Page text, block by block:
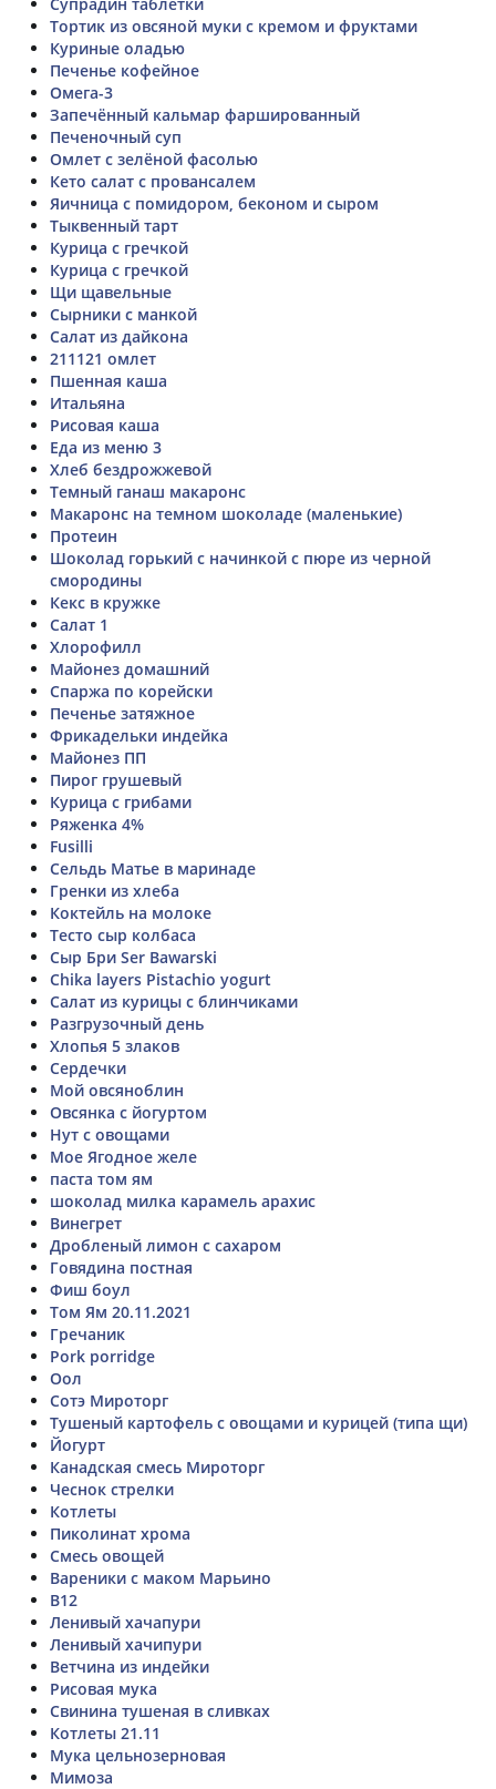
Тортик из овсяной муки с кремом и фруктами
Куриные оладью
Печенье кофейное
Омега-3
Запечённый кальмар фаршированный
Печеночный суп
Омлет с зелёной фасолью
Кето салат с провансалем
Яичница с помидором, беконом и сыром
Тыквенный тарт
Курица с гречкой
Курица с гречкой
Щи щавельные
Сырники с манкой
Салат из дайкона
211121 омлет
Пшенная каша
Итальяна
Рисовая каша
Еда из меню 3
Хлеб бездрожжевой
Темный ганаш макаронс
Макаронс на темном шоколаде (маленькие)
Протеин
Шоколад горький с начинкой с пюре из черной
смородины
Кекс в кружке
Салат 1
Хлорофилл
Майонез домашний
Спаржа по корейски
Печенье затяжное
Фрикадельки индейка
Майонез ПП
Пирог грушевый
Курица с грибами
Ряженка 4%
Fusilli
Сельдь Матье в маринаде
Гренки из хлеба
Коктейль на молоке
Тесто сыр колбаса
Сыр Бри Ser Bawarski
Chika layers Pistachio yogurt
Салат из курицы с блинчиками
Разгрузочный день
Хлопья 5 злаков
Сердечки
Мой овсяноблин
Овсянка с йогуртом
Нут с овощами
Мое Ягодное желе
паста том ям
шоколад милка карамель арахис
Винегрет
Дробленый лимон с сахаром
Говядина постная
Фиш боул
Том Ям 20.11.2021
Гречаник
Pork porridge
Оол
Сотэ Мироторг
Тушеный картофель с овощами и курицей (типа щи)
Йогурт
Канадская смесь Мироторг
Чеснок стрелки
Котлеты
Пиколинат хрома
Смесь овощей
Вареники с маком Марьино
В12
Ленивый хачапури
Ленивый хачипури
Ветчина из индейки
Рисовая мука
Свинина тушеная в сливках
Котлеты 21.11
Мука цельнозерновая
Мимоза